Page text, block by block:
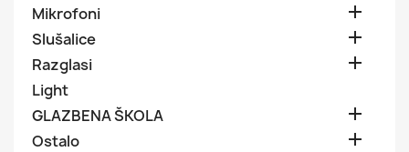
Mikrofoni 
Slušalice 
Razglasi 
Light
GLAZBENA ŠKOLA

Ostalo 